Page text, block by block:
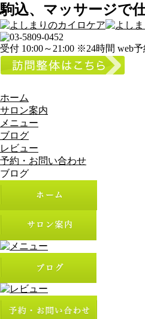
駒込、マッサージで
受付 10:00～21:00 ※24時間 web
ホーム
サロン案内
メニュー
ブログ
レビュー
予約・お問い合わせ
ブログ